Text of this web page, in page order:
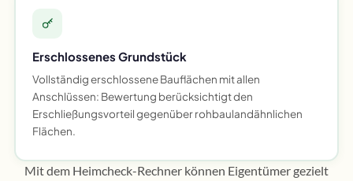
Erschlossenes Grundstück
Vollständig erschlossene Bauflächen mit allen
Anschlüssen: Bewertung berücksichtigt den
Erschließungsvorteil gegenüber rohbaulandähnlichen
Flächen.
Mit dem Heimcheck-Rechner können Eigentümer gezielt